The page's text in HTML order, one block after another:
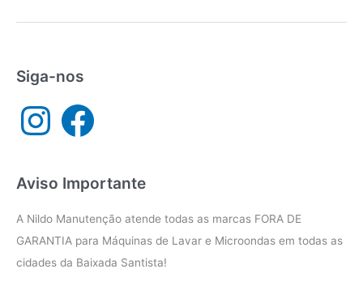
Cubatão
Siga-nos
n
a
m
a
c
Aviso Importante
A Nildo Manutenção atende todas as marcas FORA DE
GARANTIA para Máquinas de Lavar e Microondas em todas as
cidades da Baixada Santista!